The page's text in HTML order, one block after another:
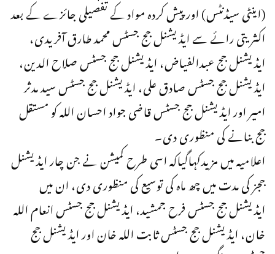
(اینٹی سیڈنٹس) اور پیش کردہ مواد کے تفصیلی جائزے کے بعد
اکثریتی رائے سے ایڈیشنل جج جسٹس محمد طارق آفریدی،
ایڈیشنل جج عبدالفیاض، ایڈیشنل جج جسٹس صلاح الدین،
ایڈیشنل جج جسٹس صادق علی، ایڈیشنل جج جسٹس سید مدثر
امیر اور ایڈیشنل جج جسٹس قاضی جواد احسان اللہ کو مستقل
جج بنانے کی منظوری دی۔
اعلامیہ میں مزیدکہاگیاکہ اسی طرح کمیشن نے جن چار ایڈیشنل
ججز کی مدت میں چھ ماہ کی توسیع کی منظوری دی، ان میں
ایڈیشنل جج جسٹس فرح جمشید، ایڈیشنل جج جسٹس انعام اللہ
خان، ایڈیشنل جج جسٹس ثابت اللہ خان اور ایڈیشنل جج